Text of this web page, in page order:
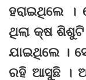
ହରାଇଥିଲେ ।
ଥିଲା କ୍ଷ ଶିଶୁଟି
ଯାଇଥିଲେ ।
ରହି ଆସୁଛି ।